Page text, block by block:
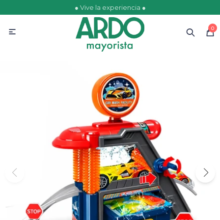
● Vive la experiencia ●
0
 Ofertas Escolares
Comestibles
Papelería
Juguetería